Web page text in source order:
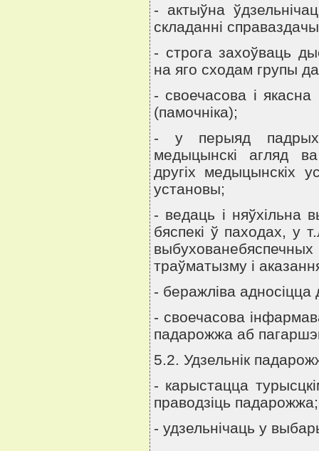
- актыўна
складаннi
- строга захоўваць
на яго сходам групы
- своечасова i якасна
(памочнiка);
- у перыяд
медыцынскi агляд
другiх медыцынскiх
установы;
- ведаць i няўхiльна
бяспекi ў паходах, у
траўматызму i
- беражлiва адносiцца
- своечасова
падарожжа аб
5.2. Удзельнiк
- карыстацца
праводзiць падарожжа;
- удзельнiчаць у